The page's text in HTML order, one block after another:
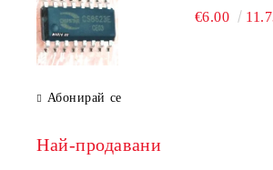
€6.00
Абонирай се
Най-продавани